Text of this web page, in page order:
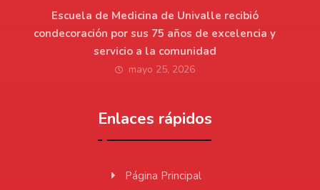
Escuela de Medicina de Univalle recibió
condecoración por sus 75 años de excelencia y
servicio a la comunidad
mayo 25, 2026
Enlaces rápidos
Página Principal